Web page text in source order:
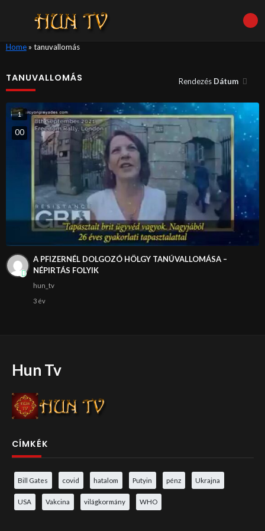
Home» tanuvallomás
TANUVALLOMÁS Rendezés Dátum
1
00
A PFIZERNÉL DOLGOZÓ HÖLGY TANÚVALLOMÁSA –
NÉPIRTÁS FOLYIK
hun_tv
3 év
Hun Tv
CÍMKÉK
Bill Gates covid hatalom Putyin pénz Ukrajna
USA Vakcina világkormány WHO